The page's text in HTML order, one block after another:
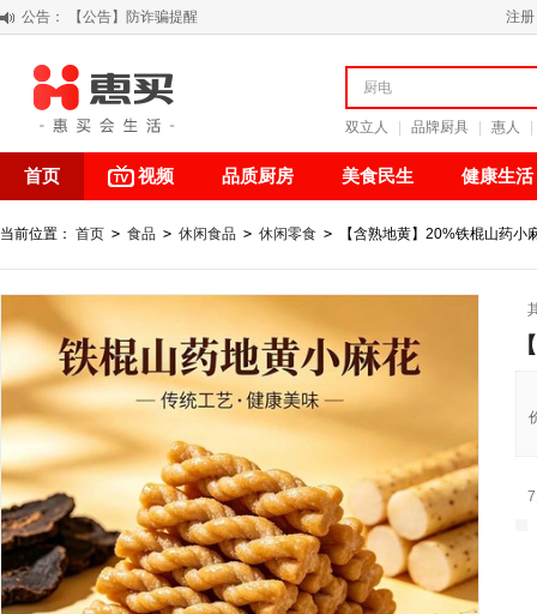
公告：
【积分调整公告】
关于假冒我公司“惠买小程序“的声明
【公告】防诈骗提醒
注册
双立人 品牌厨具 惠人
首页 视频 品质厨房 美食民生 健康生活
当前位置： 首页 > 食品 > 休闲食品 > 休闲零食 > 【含熟地黄】20%铁棍山药小